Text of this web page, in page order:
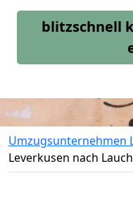
blitzschnell
Umzugsunternehmen
Leverkusen nach